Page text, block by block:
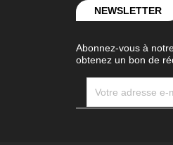
NEWSLETTER
Abonnez-vous à
obtenez un bon de